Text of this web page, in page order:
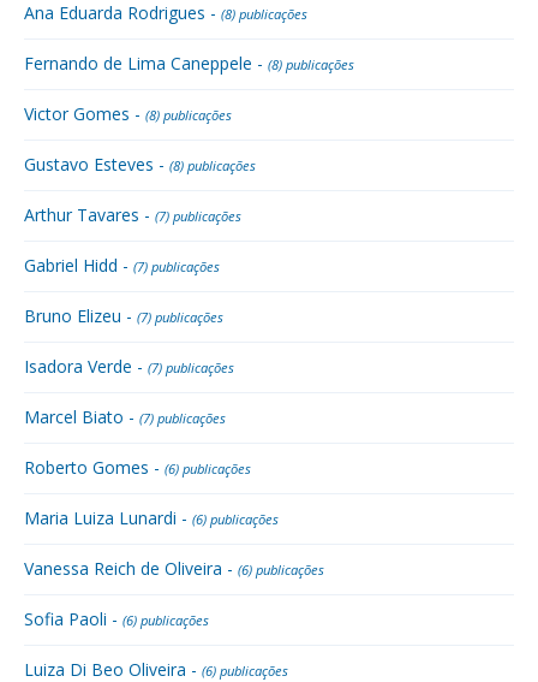
Ana Eduarda Rodrigues - (8) publicações
Fernando de Lima Caneppele - (8) publicações
Victor Gomes - (8) publicações
Gustavo Esteves - (8) publicações
Arthur Tavares - (7) publicações
Gabriel Hidd - (7) publicações
Bruno Elizeu - (7) publicações
Isadora Verde - (7) publicações
Marcel Biato - (7) publicações
Roberto Gomes - (6) publicações
Maria Luiza Lunardi - (6) publicações
Vanessa Reich de Oliveira - (6) publicações
Sofia Paoli - (6) publicações
Luiza Di Beo Oliveira - (6) publicações